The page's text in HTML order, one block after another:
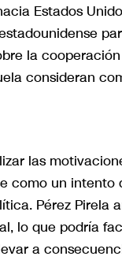
Estados
la
consideran
las
como un intento
Pérez Pirela
lo que podría
a